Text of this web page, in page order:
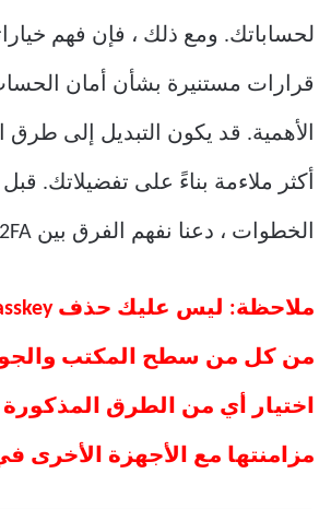
لحساباتك. ومع ذلك ، فإن فهم
قرارات مستنيرة بشأن أمان
الأهمية. قد يكون التبديل إلى طرق
أكثر ملاءمة بناءً على تفضيلاتك. قبل
الخطوات ، دعنا نفهم الفرق بين 2FA و Passkey.
من كل من سطح المكتب
اختيار أي من الطرق
مزامنتها مع الأجهزة الأخرى